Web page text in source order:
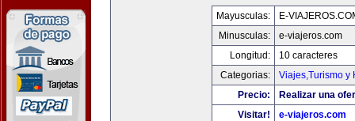
Mayusculas:
E-
Minusculas:
e-viajeros.com
Longitud:
10 caracteres
Categorias:
Viajes,Turismo y
Precio:
Realizar una
Visitar!
e-viajeros.com